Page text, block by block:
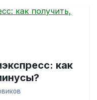
как